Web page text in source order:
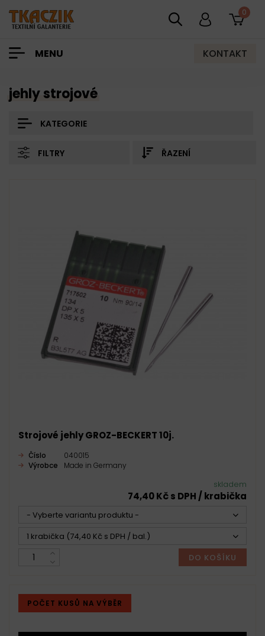
0
MENU KONTAKT
KATEGORIE
FILTRY
jehly strojové
ŘAZENÍ
Strojové jehly GROZ-BECKERT 10j.
Číslo
040015
Výrobce
Made in Germany
skladem
74,40 Kč s DPH / krabička
- Vyberte variantu produktu -
1 krabička (74,40 Kč s DPH / bal.)
DO KOŠÍKU
POČET KUSŮ NA VÝBĚR